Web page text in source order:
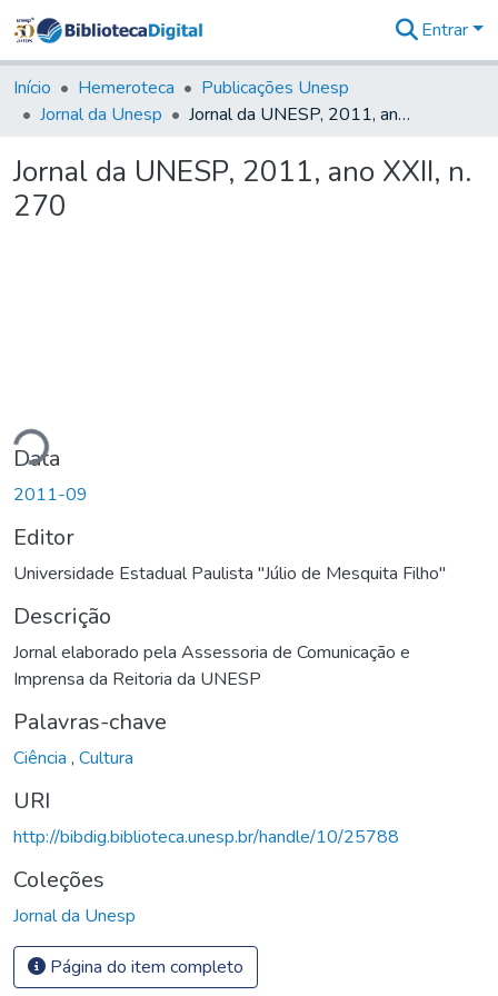
&
Coleções
Tudo na
Digital
Entrar
Início Hemeroteca
Publicações Unesp
Jornal da Unesp
Jornal da UNESP, 2011, ano XXII, n. 270
Jornal da UNESP, 2011, ano XXII, n.
270
Data
2011-09
Editor
Universidade Estadual Paulista "Júlio de Mesquita Filho"
Descrição
Jornal elaborado pela Assessoria de Comunicação e
Imprensa da Reitoria da UNESP
Palavras-chave
Ciência , Cultura
URI
http://bibdig.biblioteca.unesp.br/handle/10/25788
Coleções
Jornal da Unesp
Página do item completo